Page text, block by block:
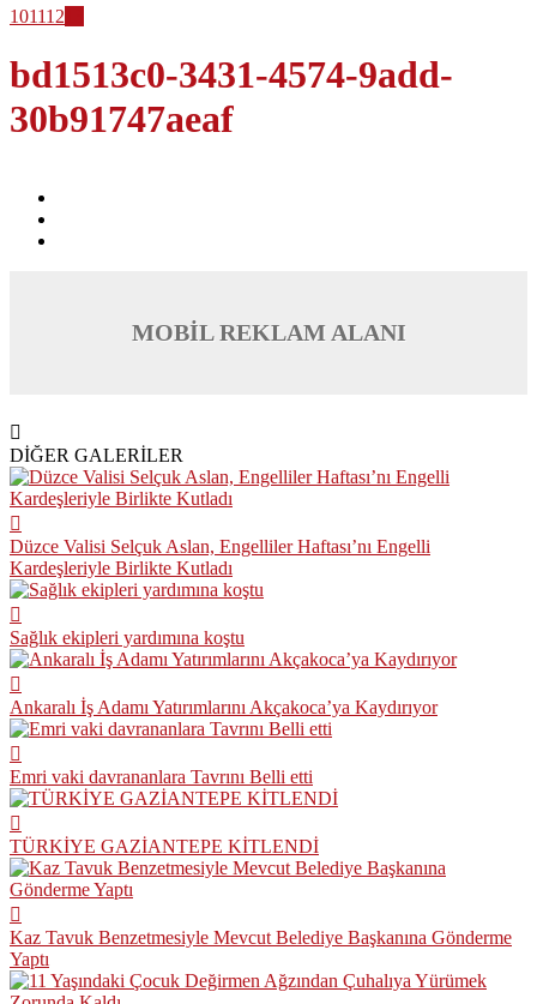
101112
bd1513c0-3431-4574-9add-
30b91747aeaf
MOBİL REKLAM ALANI
DİĞER GALERİLER
Düzce Valisi Selçuk Aslan, Engelliler Haftası’nı Engelli
Kardeşleriyle Birlikte Kutladı
Sağlık ekipleri yardımına koştu
Ankaralı İş Adamı Yatırımlarını Akçakoca’ya Kaydırıyor
Emri vaki davrananlara Tavrını Belli etti
TÜRKİYE GAZİANTEPE KİTLENDİ
Kaz Tavuk Benzetmesiyle Mevcut Belediye Başkanına Gönderme
Yaptı